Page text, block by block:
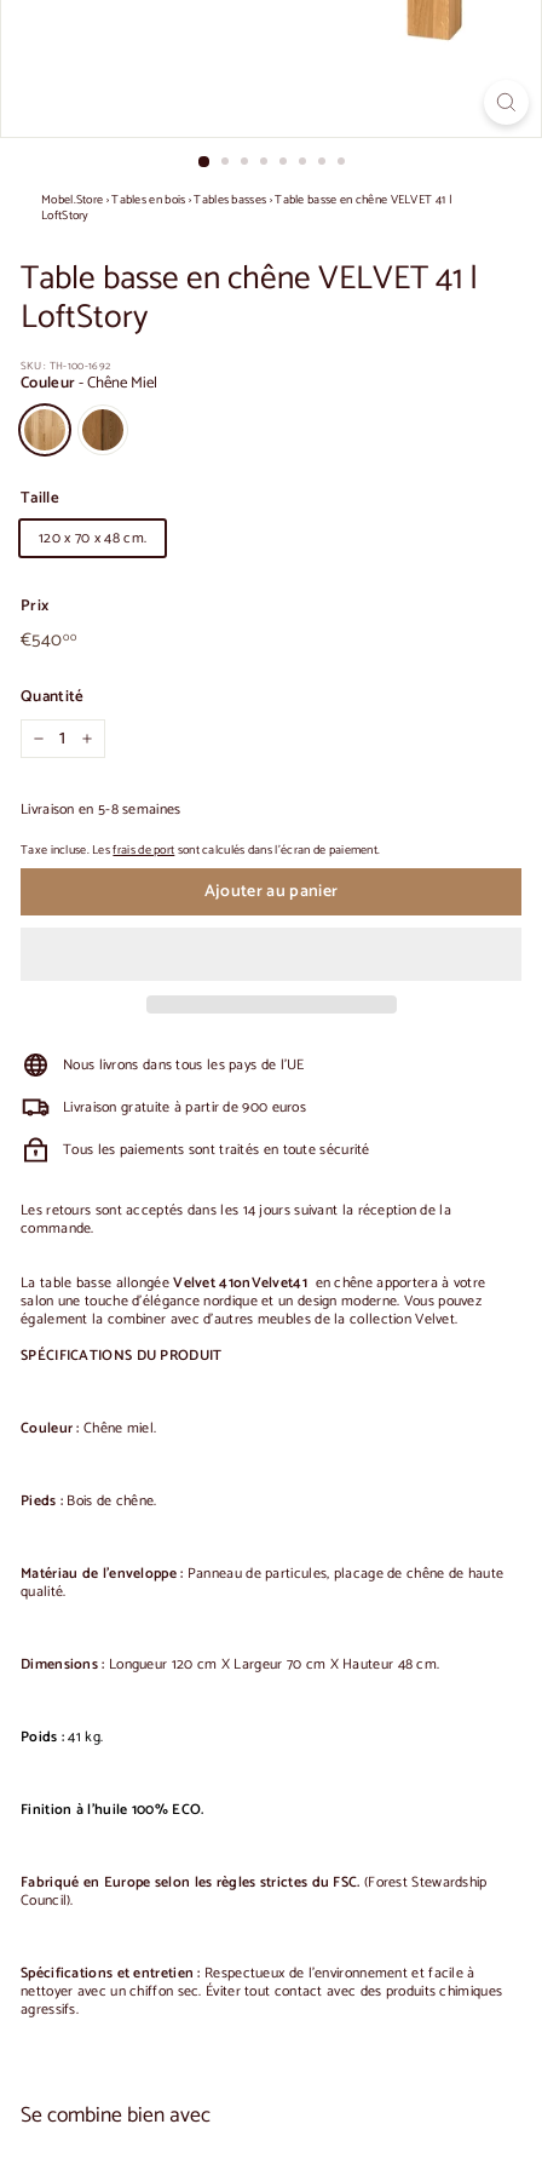
Mobel.Store›Tables en bois›Tables basses›Table basse en chêne VELVET 41 |
LoftStory
Table basse en chêne VELVET 41 |
LoftStory
SKU : TH-100-1692
Couleur-Chêne Miel
Taille
120 x 70 x 48 cm.
Prix
Prix
habituel
€54000€540,00
Quantité
+
Livraison en 5-8 semaines
Taxe incluse. Lesfrais de portsont calculés dans l'écran de paiement.
Ajouter au panier
Nous livrons dans tous les pays de l'UE
Livraison gratuite à partir de 900 euros
Tous les paiements sont traités en toute sécurité
Les retours sont acceptés dans les 14 jours suivant la réception de la
commande.
La table basse allongéeVelvet 41onVelvet41 en chêne apportera à votre
salon une touche d'élégance nordique et un design moderne. Vous pouvez
également la combiner avec d'autres meubles de la collection Velvet.
SPÉCIFICATIONS DU PRODUIT
Couleur : Chêne miel.
Pieds : Bois de chêne.
Matériau de l'enveloppe : Panneau de particules, placage de chêne de haute
qualité.
Dimensions : Longueur 120 cm X Largeur 70 cm X Hauteur 48 cm.
Poids :41 kg.
Finition à l'huile 100% ECO.
Fabriqué en Europe selon les règles strictes du FSC. (Forest Stewardship
Council).
Spécifications et entretien : Respectueux de l'environnement et facile à
nettoyer avec un chiffon sec. Éviter tout contact avec des produits chimiques
agressifs.
Se combine bien avec